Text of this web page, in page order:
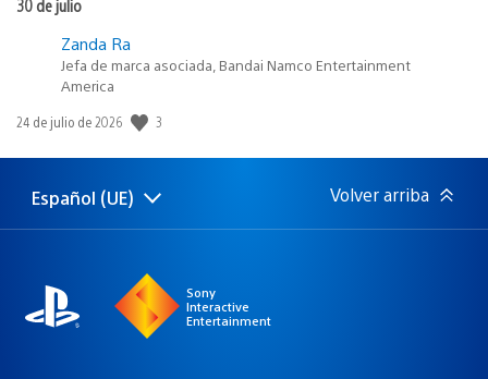
30 de julio
Zanda Ra
Jefa de marca asociada, Bandai Namco Entertainment
America
Fecha
publicación:
24 de julio de 2026 3
Selecciona
una
Región
actual:
Español (UE) Volver arriba
Sony
Interactive
Entertainment